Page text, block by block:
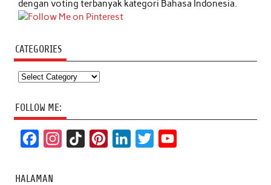
dengan voting terbanyak kategori Bahasa Indonesia.
CATEGORIES
Categories
FOLLOW ME:
c
HALAMAN